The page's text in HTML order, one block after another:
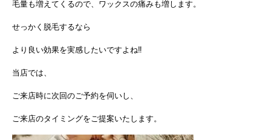
毛量も増えてくるので、ワックスの痛みも増します。
せっかく脱毛するなら
より良い効果を実感したいですよね‼︎
当店では、
ご来店時に次回のご予約を伺いし、
ご来店のタイミングをご提案いたします。